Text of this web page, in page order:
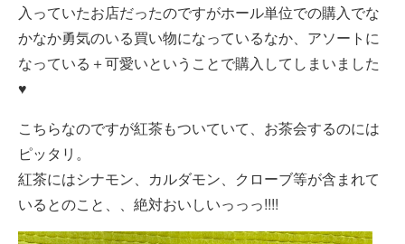
入っていたお店だったのですがホール単位での購入でな
かなか勇気のいる買い物になっているなか、アソートに
なっている＋可愛いということで購入してしまいました
♥
こちらなのですが紅茶もついていて、お茶会するのには
ピッタリ。
紅茶にはシナモン、カルダモン、クローブ等が含まれて
いるとのこと、、絶対おいしいっっっ!!!!